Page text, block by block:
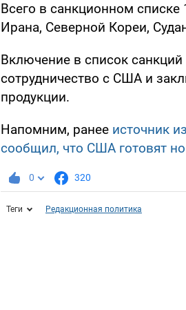
Всего в санкционном списке
Ирана, Северной Кореи,
Включение в список
сотрудничество с США и
продукции.
Напомним, ранее источник
сообщил, что США готовят
0 320
Теги Редакционная политика